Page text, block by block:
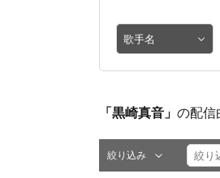
「黒崎真音」 の配信
絞り込み